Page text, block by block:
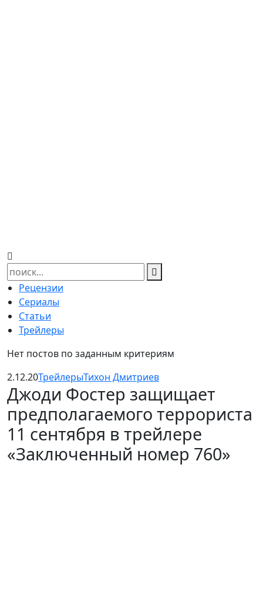
Найти:
Рецензии
Сериалы
Статьи
Трейлеры
Нет постов по заданным критериям
2.12.20ТрейлерыТихон Дмитриев
Джоди Фостер защищает
предполагаемого террориста
11 сентября в трейлере
«Заключенный номер 760»